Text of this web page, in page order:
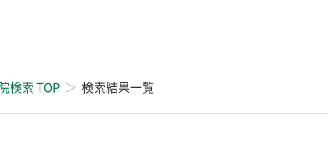
検索 TOP 検索結果一覧